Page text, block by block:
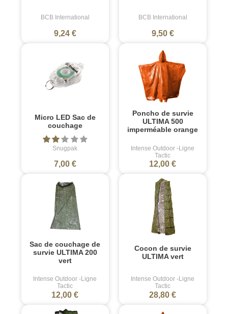
BCB International
9,24 €
BCB International
9,50 €
Micro LED Sac de
couchage
Snugpak
7,00 €
Poncho de survie
ULTIMA 500
imperméable orange
Intense Outdoor -Ligne
Tactic
12,00 €
Sac de couchage de
survie ULTIMA 200
vert
Intense Outdoor -Ligne
Tactic
12,00 €
Cocon de survie
ULTIMA vert
Intense Outdoor -Ligne
Tactic
28,80 €